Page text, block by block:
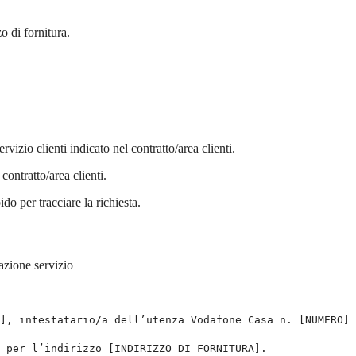
di fornitura.
clienti indicato nel contratto/area clienti.
area clienti.
per tracciare la richiesta.
servizio
, intestatario /a dell ’ utenza Vodafone Casa n . [NUMERO]
per l ’ indirizzo [INDIRIZZO DI FORNITURA] .